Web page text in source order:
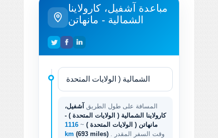
مباعدة آشفيل، كارولاينا
الشمالية - مانهاتن
المسافة على طول الطريق آشفيل،
كارولاينا الشمالية ( الولايات المتحدة ) -
مانهاتن ( الولايات المتحدة ) ~
1116
km (693 miles)